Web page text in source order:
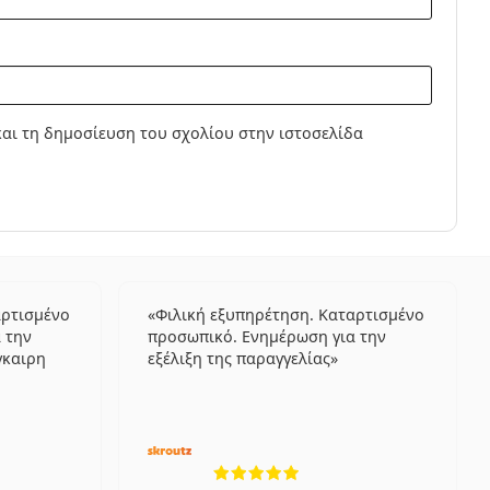
επαφής Bausch + Lomb ULTRA One Day
Το να κοιμάστε φορώντας φακούς επαφής
να αυξήσει τον κίνδυνο οφθαλμικών
τον οφθαλμίατρό σας αν ενδιαφέρεστε για
τη δημοσίευση του σχολίου στην ιστοσελίδα
Φιλική εξυπηρέτηση. Καταρτισμένο
προσωπικό. Ενημέρωση για την
εξέλιξη της παραγγελίας